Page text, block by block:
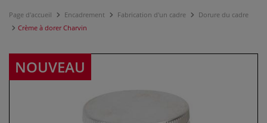
Page d'accueil Encadrement Fabrication d'un cadre
Dorure du cadre
Crème à dorer Charvin
NOUVEAU